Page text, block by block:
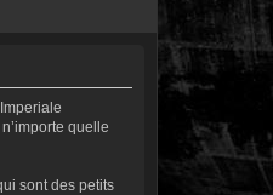
quelle
sont des petits